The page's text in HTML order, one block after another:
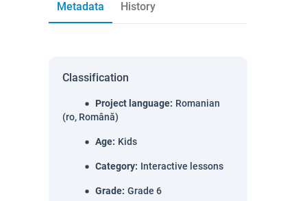
Metadata History
Classification
Project language: Romanian
(ro, Română)
Age: Kids
Category: Interactive lessons
Grade: Grade 6